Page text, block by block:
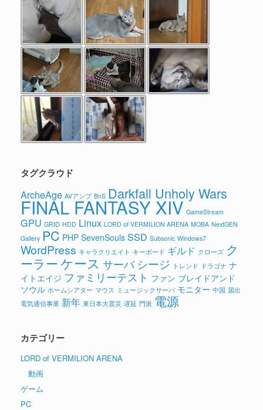
タグクラウド
ArcheAge AVアンプ BnS Darkfall Unholy Wars
FINAL FANTASY XIV GameStream
GPU GRID HDD Linux LORD of VERMILION ARENA MOBA NextGEN
Gallery PC PHP SevenSouls SSD Subsonic Windows7
WordPress キャラクリエイト キーボード ギルド クローズ ク
ーラーケース サーバ シージ トレンド ドラゴナ ナ
イトエイジ ファミリーテスト ファン ブレイドアンド
ソウル ホームシアター マウス ミュージックサーバ モニター 中国 届出
電気通信事業 新年 東日本大震災 遅延 門派 電源
カテゴリー
LORD of VERMILION ARENA
動画
ゲーム
PC